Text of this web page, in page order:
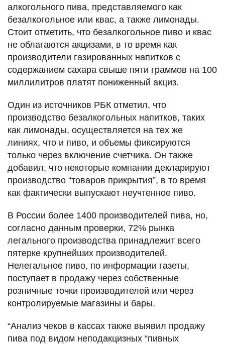
алкогольного пива, представляемого как
безалкогольное или квас, а также лимонады.
Стоит отметить, что безалкогольное пиво и квас
не облагаются акцизами, в то время как
производители газированных напитков с
содержанием сахара свыше пяти граммов на 100
миллилитров платят пониженный акциз.
Один из источников РБК отметил, что
производство безалкогольных напитков, таких
как лимонады, осуществляется на тех же
линиях, что и пиво, и объемы фиксируются
только через включение счетчика. Он также
добавил, что некоторые компании декларируют
производство “товаров прикрытия”, в то время
как фактически выпускают неучтенное пиво.
В России более 1400 производителей пива, но,
согласно данным проверки, 72% рынка
легального производства принадлежит всего
пятерке крупнейших производителей.
Нелегальное пиво, по информации газеты,
поступает в продажу через собственные
розничные точки производителей или через
контролируемые магазины и бары.
“Анализ чеков в кассах также выявил продажу
пива под видом неподакцизных “пивных